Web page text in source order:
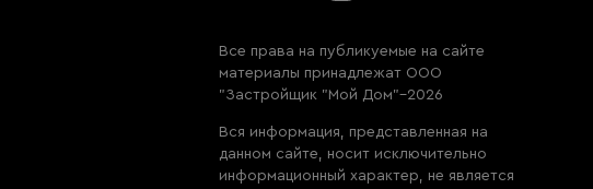
Все права на публикуемые на сайте
материалы принадлежат ООО
"Застройщик "Мой Дом"–2026
Вся информация, представленная на
данном сайте, носит исключительно
информационный характер, не является